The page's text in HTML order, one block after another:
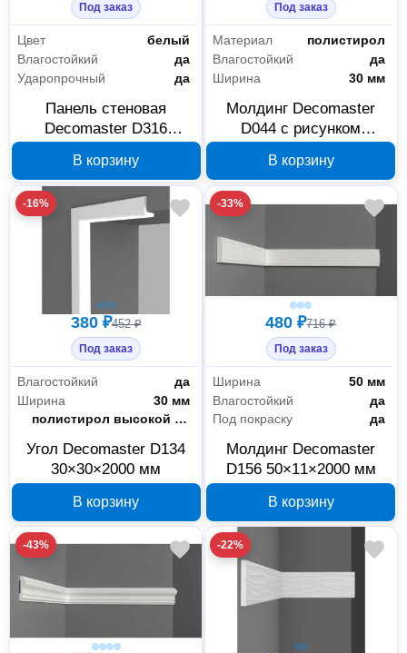
Под заказ
Цвет
белый
Влагостойкий
да
Ударопрочный
да
Панель стеновая
Decomaster D316
В корзину
Под заказ
Материал
полистирол
Влагостойкий
да
Ширина
30 мм
Молдинг Decomaster
D044 с рисунком
В корзину
-16%
380 ₽452 ₽
Под заказ
Влагостойкий
да
Ширина
30 мм
Материал
полистирол высокой плотности
Угол Decomaster D134
30×30×2000 мм
В корзину
-33%
480 ₽716 ₽
Под заказ
Ширина
50 мм
Влагостойкий
да
Под покраску
да
Молдинг Decomaster
D156 50×11×2000 мм
В корзину
-43% -22%